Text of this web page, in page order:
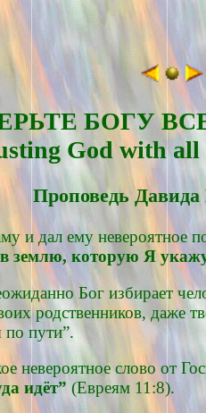
БОГУ
God with all
Проповедь Давида
и дал ему невероятное
землю, которую Я
Бог избирает
родственников, даже
по пути”.
невероятное слово от
идёт” (Евреям 11:8).